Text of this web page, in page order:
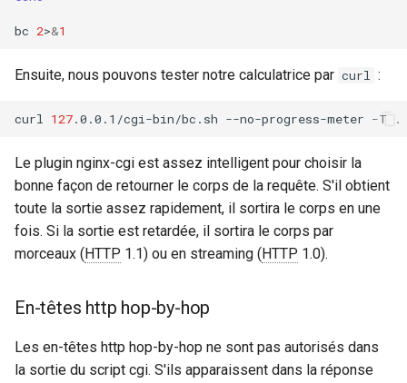
bc 2>&1
Ensuite, nous pouvons tester notre calculatrice par curl :
curl 127.0.0.1/cgi-bin/bc.sh --no-progress-meter -T
Le plugin nginx-cgi est assez intelligent pour choisir la
bonne façon de retourner le corps de la requête. S'il obtient
toute la sortie assez rapidement, il sortira le corps en une
fois. Si la sortie est retardée, il sortira le corps par
morceaux (HTTP 1.1) ou en streaming (HTTP 1.0).
En-têtes http hop-by-hop
Les en-têtes http hop-by-hop ne sont pas autorisés dans
la sortie du script cgi. S'ils apparaissent dans la réponse